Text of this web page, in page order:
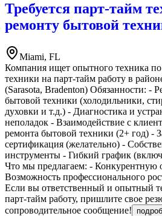
Требуется парт-тайм
ремонту бытовой
Miami, FL
Компания ищет опытного техника
техники на парт-тайм работу в
(Sarasota, Bradenton) Обязанности: -
бытовой техники (холодильники,
духовки и т.д.) - Диагностика и
неполадок - Взаимодействие с
ремонта бытовой техники (2+ год) -
сертификация (желательно) -
инструменты - Гибкий график
Что мы предлагаем: - Конкурентную
Возможность профессионального
Если вы ответственный и опытный
парт-тайм работу, пришлите свое
сопроводительное сообщение!